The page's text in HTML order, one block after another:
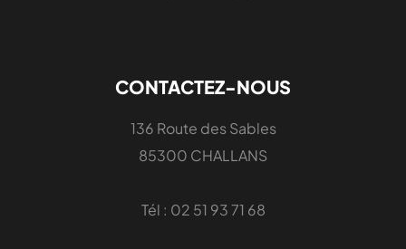
CONTACTEZ-NOUS
136 Route des Sables
85300 CHALLANS
Tél : 02 51 93 71 68